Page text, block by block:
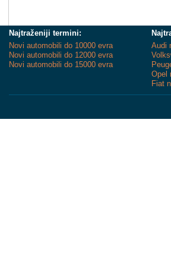
Najtraženiji termini:
Novi automobili do 10000 evra
Novi automobili do 12000 evra
Novi automobili do 15000 evra
Audi
Opel
Fiat